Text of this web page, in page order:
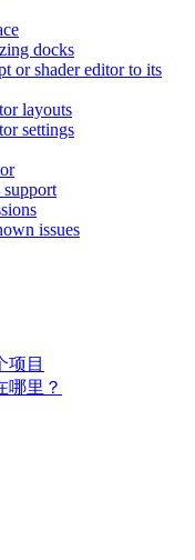
docks
or shader editor to its
layouts
settings
issues
项目
哪里？